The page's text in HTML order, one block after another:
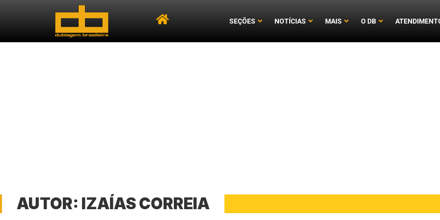
SEÇÕES NOTÍCIAS MAIS O DB
AUTOR: IZAÍAS CORREIA